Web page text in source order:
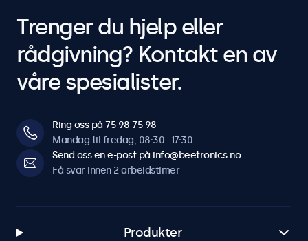
Trenger du hjelp eller
rådgivning? Kontakt en av
våre spesialister.
Ring oss på 75 98 75 98
Mandag til fredag, 08:30–17:30
Send oss en e-post på info@beetronics.no
Få svar innen 2 arbeidstimer
Produkter